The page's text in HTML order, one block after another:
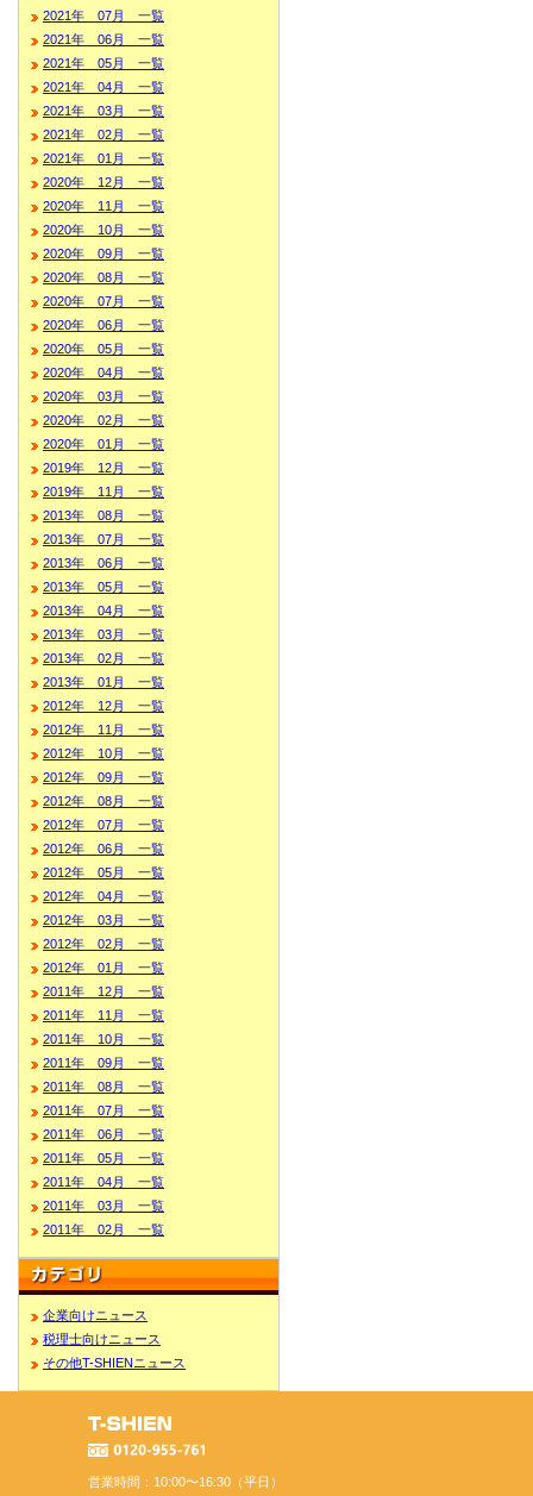
2021年 07月 一覧
2021年 06月 一覧
2021年 05月 一覧
2021年 04月 一覧
2021年 03月 一覧
2021年 02月 一覧
2021年 01月 一覧
2020年 12月 一覧
2020年 11月 一覧
2020年 10月 一覧
2020年 09月 一覧
2020年 08月 一覧
2020年 07月 一覧
2020年 06月 一覧
2020年 05月 一覧
2020年 04月 一覧
2020年 03月 一覧
2020年 02月 一覧
2020年 01月 一覧
2019年 12月 一覧
2019年 11月 一覧
2013年 08月 一覧
2013年 07月 一覧
2013年 06月 一覧
2013年 05月 一覧
2013年 04月 一覧
2013年 03月 一覧
2013年 02月 一覧
2013年 01月 一覧
2012年 12月 一覧
2012年 11月 一覧
2012年 10月 一覧
2012年 09月 一覧
2012年 08月 一覧
2012年 07月 一覧
2012年 06月 一覧
2012年 05月 一覧
2012年 04月 一覧
2012年 03月 一覧
2012年 02月 一覧
2012年 01月 一覧
2011年 12月 一覧
2011年 11月 一覧
2011年 10月 一覧
2011年 09月 一覧
2011年 08月 一覧
2011年 07月 一覧
2011年 06月 一覧
2011年 05月 一覧
2011年 04月 一覧
2011年 03月 一覧
2011年 02月 一覧
企業向けニュース
税理士向けニュース
その他T-SHIENニュース
営業時間：10:00〜16:30（平日）